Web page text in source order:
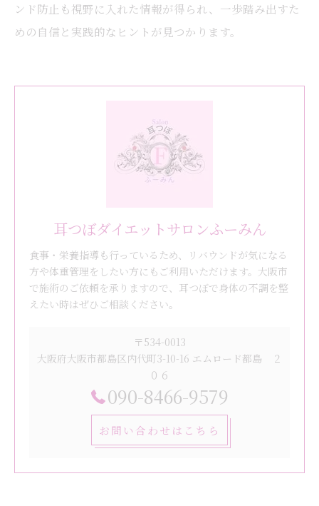
ンド防止も視野に入れた情報が得られ、一歩踏み出すた
めの自信と実践的なヒントが見つかります。
耳つぼダイエットサロンふーみん
食事・栄養指導も行っているため、リバウンドが気になる
方や体重管理をしたい方にもご利用いただけます。大阪市
で施術のご依頼を承りますので、耳つぼで身体の不調を整
えたい時はぜひご相談ください。
〒534-0013
大阪府大阪市都島区内代町3-10-16 エムロード都島 ２
０６
090-8466-9579
お問い合わせはこちら